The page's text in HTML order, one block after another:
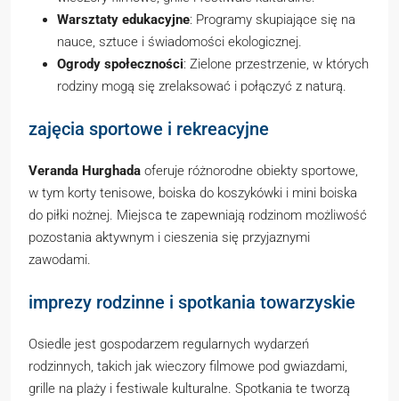
Warsztaty edukacyjne: Programy skupiające się na
nauce, sztuce i świadomości ekologicznej.
Ogrody społeczności: Zielone przestrzenie, w których
rodziny mogą się zrelaksować i połączyć z naturą.
zajęcia sportowe i rekreacyjne
Veranda Hurghada oferuje różnorodne obiekty sportowe,
w tym korty tenisowe, boiska do koszykówki i mini boiska
do piłki nożnej. Miejsca te zapewniają rodzinom możliwość
pozostania aktywnym i cieszenia się przyjaznymi
zawodami.
imprezy rodzinne i spotkania towarzyskie
Osiedle jest gospodarzem regularnych wydarzeń
rodzinnych, takich jak wieczory filmowe pod gwiazdami,
grille na plaży i festiwale kulturalne. Spotkania te tworzą